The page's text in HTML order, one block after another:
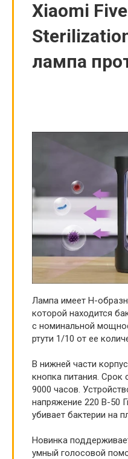
Xiaomi
лампа
Лампа имеет H-
которой находится
с номинальной
ртути 1/10 от ее
В нижней части
кнопка питания.
9000 часов.
напряжение 220 В-50
убивает бактерии на
Новинка
умный голосовой